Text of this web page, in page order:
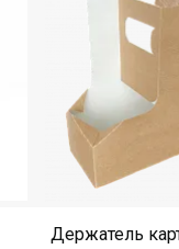
Держатель